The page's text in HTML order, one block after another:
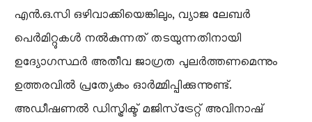
എൻ.ഒ.സി ഒഴിവാക്കിയെങ്കിലും, വ്യാജ ലേബർ
പെർമിറ്റുകൾ നൽകുന്നത് തടയുന്നതിനായി
ഉദ്യോഗസ്ഥർ അതീവ ജാഗ്രത പുലർത്തണമെന്നും
ഉത്തരവിൽ പ്രത്യേകം ഓർമ്മിപ്പിക്കുന്നുണ്ട്.
അഡീഷണൽ ഡിസ്ട്രിക്ട് മജിസ്‌ട്രേറ്റ് അവിനാഷ്